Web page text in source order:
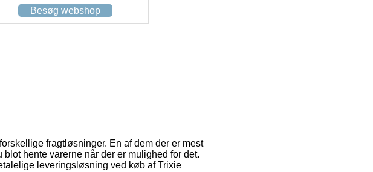
Besøg webshop
fragtløsninger. En af dem der er mest
hente varerne når der er mulighed for det.
leveringsløsning ved køb af Trixie